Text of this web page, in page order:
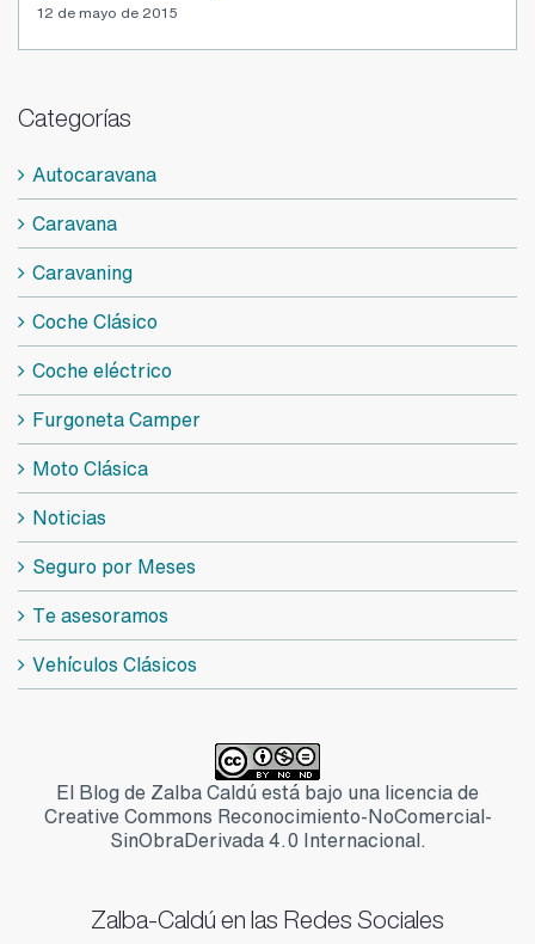
12 de mayo de 2015
Categorías
Autocaravana
Caravana
Caravaning
Coche Clásico
Coche eléctrico
Furgoneta Camper
Moto Clásica
Noticias
Seguro por Meses
Te asesoramos
Vehículos Clásicos
El Blog de Zalba Caldú está bajo una licencia de
Creative Commons Reconocimiento-NoComercial-
SinObraDerivada 4.0 Internacional.
Zalba-Caldú en las Redes Sociales